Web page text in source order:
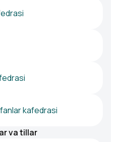
kafedrasi
va tillar